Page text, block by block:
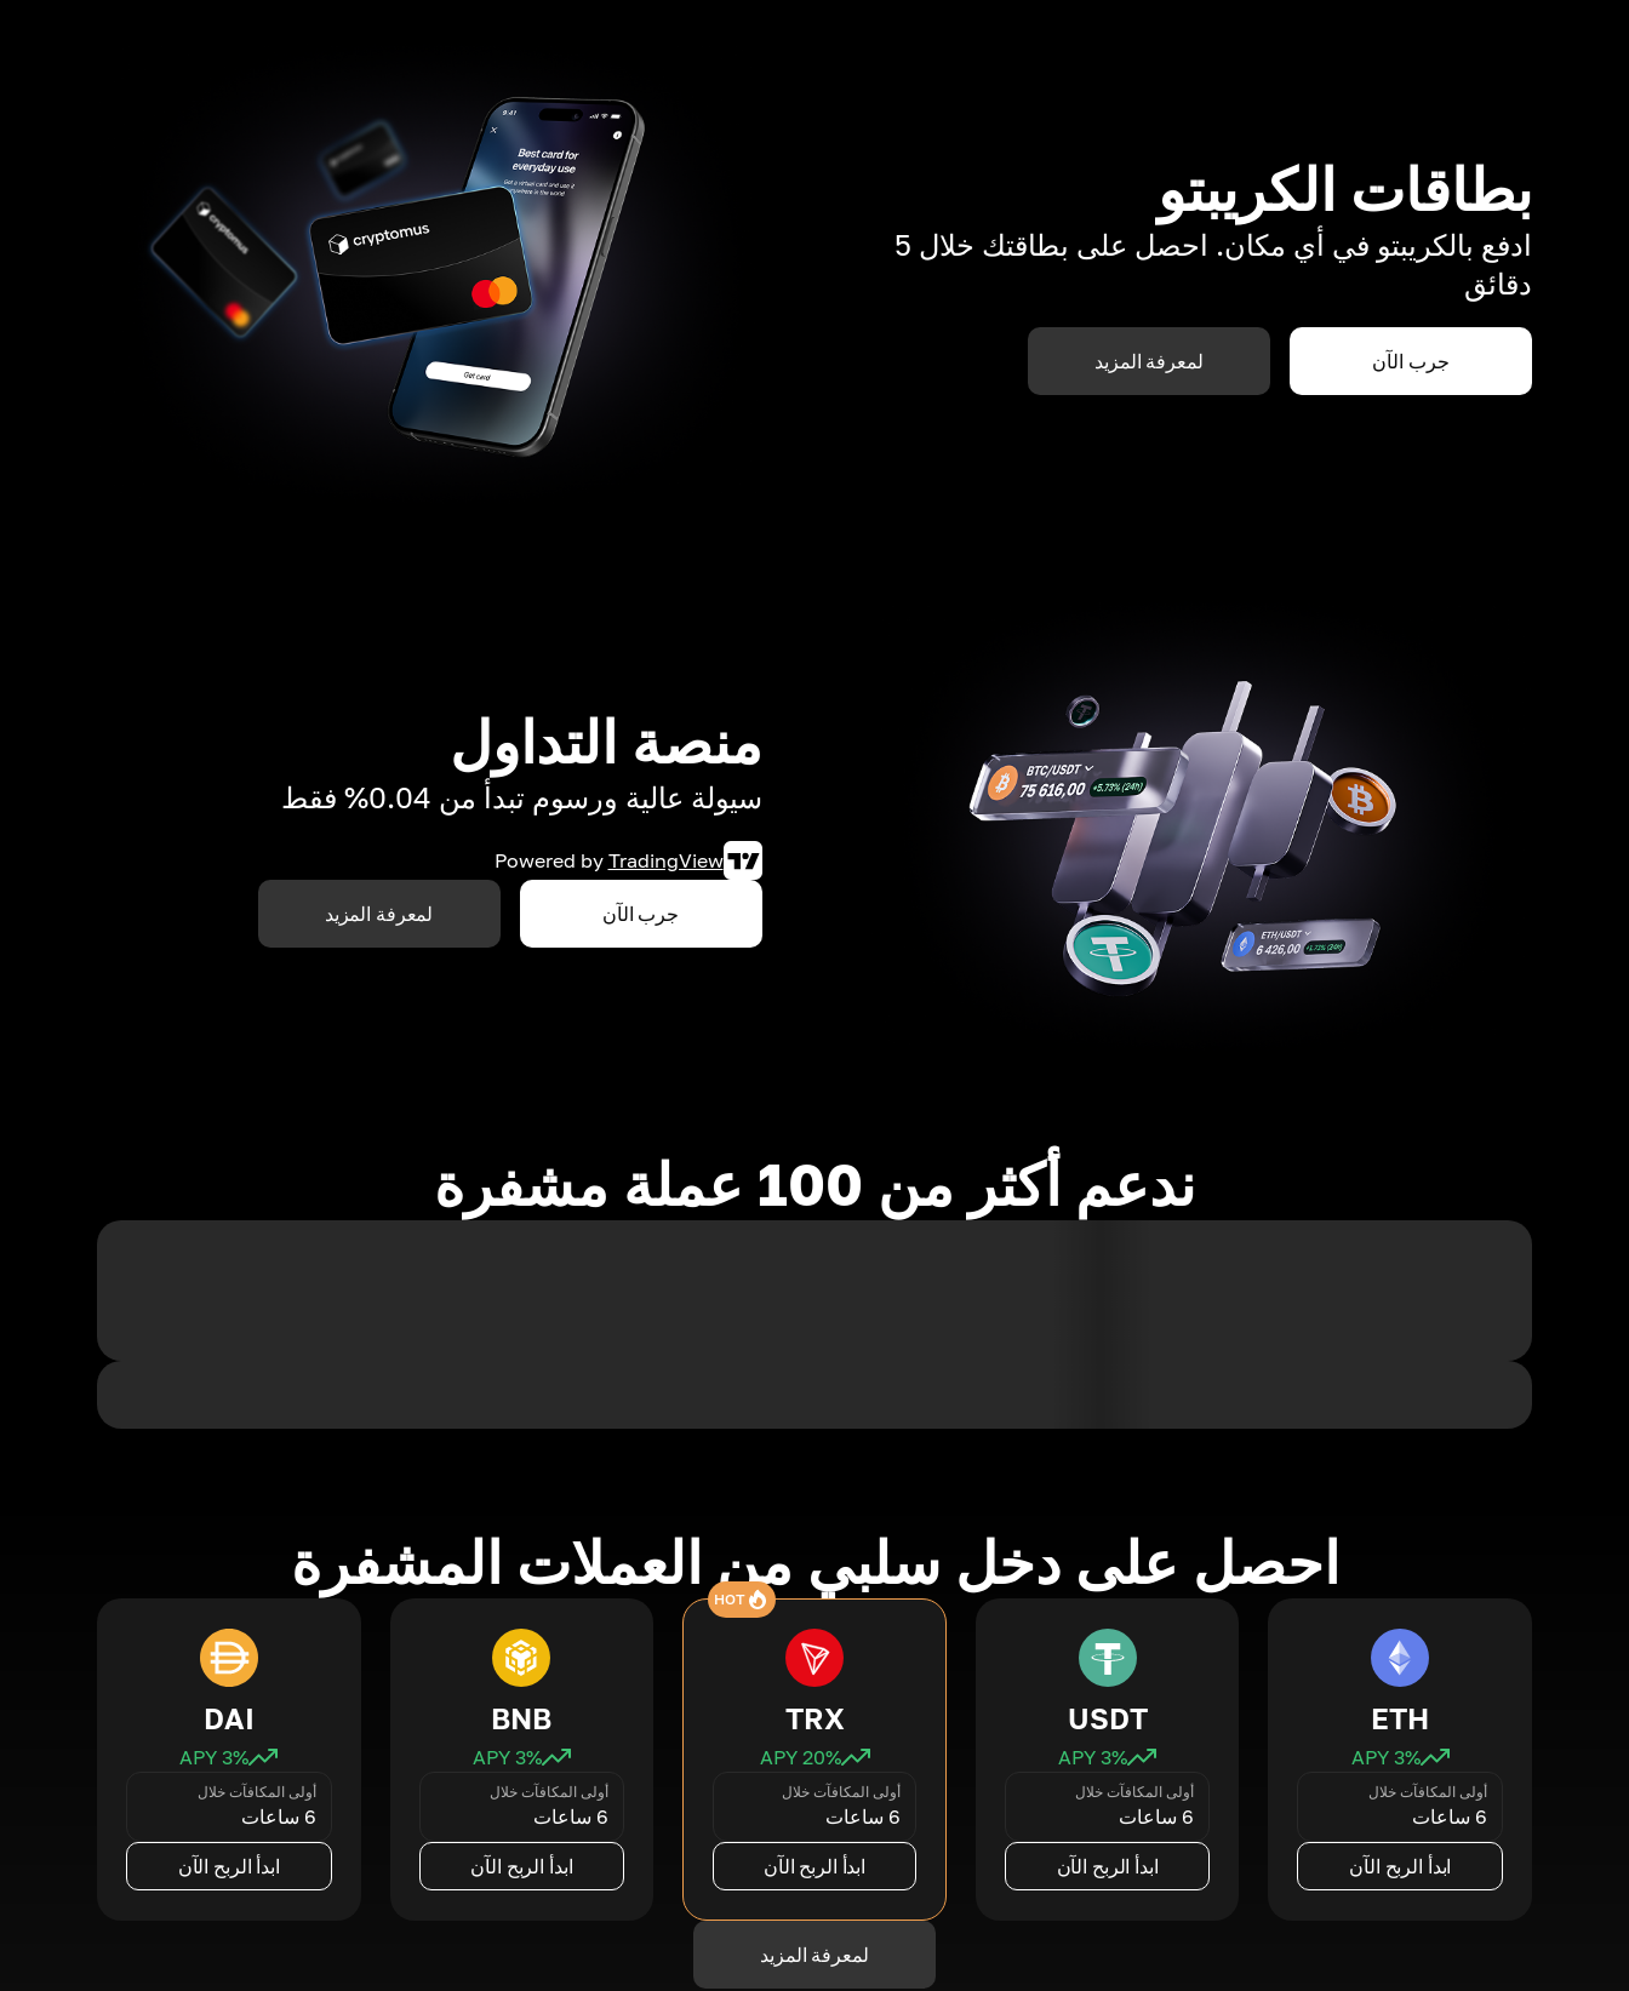
بطاقات الكريبتو
ادفع بالكريبتو في أي مكان. احصل على بطاقتك خلال 5
دقائق
جرب الآن لمعرفة المزيد
منصة التداول
سيولة عالية ورسوم تبدأ من 0.04% فقط
Powered by TradingView
جرب الآن لمعرفة المزيد
ندعم أكثر من 100 عملة مشفرة
احصل على دخل سلبي من العملات المشفرة
ETH
3% APY
أولى المكافآت خلال
6 ساعات
ابدأ الربح الآن
USDT
3% APY
أولى المكافآت خلال
6 ساعات
ابدأ الربح الآن
HOT
TRX
20% APY
أولى المكافآت خلال
6 ساعات
ابدأ الربح الآن
BNB
3% APY
أولى المكافآت خلال
6 ساعات
ابدأ الربح الآن
DAI
3% APY
أولى المكافآت خلال
6 ساعات
ابدأ الربح الآن
لمعرفة المزيد